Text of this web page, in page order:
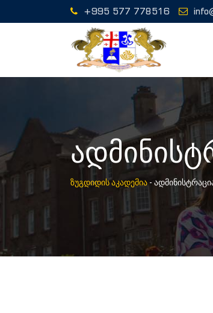
+995 577 778516
ზუგდიდის აკადემია -